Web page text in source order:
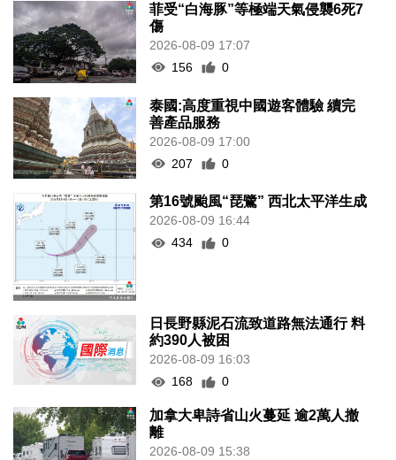
菲受“白海豚”等極端天氣侵襲6死7
傷
2026-08-09 17:07
156
0
泰國:高度重視中國遊客體驗 續完
善產品服務
2026-08-09 17:00
207
0
第16號颱風“琵鷺” 西北太平洋生成
2026-08-09 16:44
434
0
日長野縣泥石流致道路無法通行 料
約390人被困
2026-08-09 16:03
168
0
加拿大卑詩省山火蔓延 逾2萬人撤
離
2026-08-09 15:38